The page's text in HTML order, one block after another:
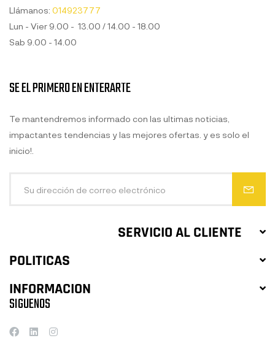
Llámanos: 014923777
Lun - Vier 9.00 - 13.00 / 14.00 - 18.00
Sab 9.00 - 14.00
SERVICIO AL CLIENTE
POLITICAS
INFORMACION
SE EL PRIMERO EN ENTERARTE
Te mantendremos informado con las ultimas noticias,
impactantes tendencias y las mejores ofertas. y es solo el
inicio!.
SIGUENOS